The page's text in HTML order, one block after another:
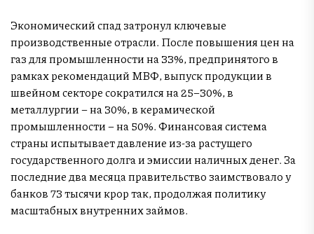
Экономический спад затронул ключевые
производственные отрасли. После повышения цен на
газ для промышленности на 33%, предпринятого в
рамках рекомендаций МВФ, выпуск продукции в
швейном секторе сократился на 25–30%, в
металлургии – на 30%, в керамической
промышленности – на 50%. Финансовая система
страны испытывает давление из-за растущего
государственного долга и эмиссии наличных денег. За
последние два месяца правительство заимствовало у
банков 73 тысячи крор так, продолжая политику
масштабных внутренних займов.